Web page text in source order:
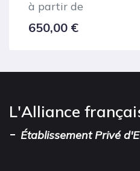
à partir de
650,00 €
L'Alliance
- Établissement Privé